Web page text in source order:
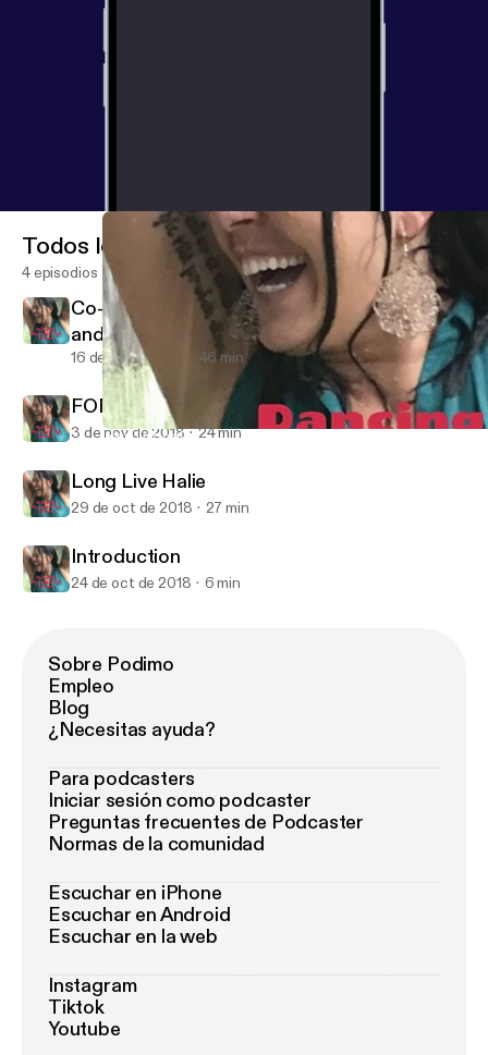
Long Live Halie
Todos los episodios
4 episodios
Co-Denstiny: A Mother's Journey to Fullfill
and Honor the Purpose of her Beloved Son.
16 de dic de 2018 46 min
FOREVER 22: MEGAN ROSE KELLEY
3 de nov de 2018 24 min
Long Live Halie
29 de oct de 2018 27 min
Introduction
24 de oct de 2018 6 min
Sobre Podimo
Empleo
Blog
¿Necesitas ayuda?
Para podcasters
Iniciar sesión como podcaster
Preguntas frecuentes de Podcaster
Normas de la comunidad
Escuchar en iPhone
Escuchar en Android
Escuchar en la web
Instagram
Tiktok
Youtube